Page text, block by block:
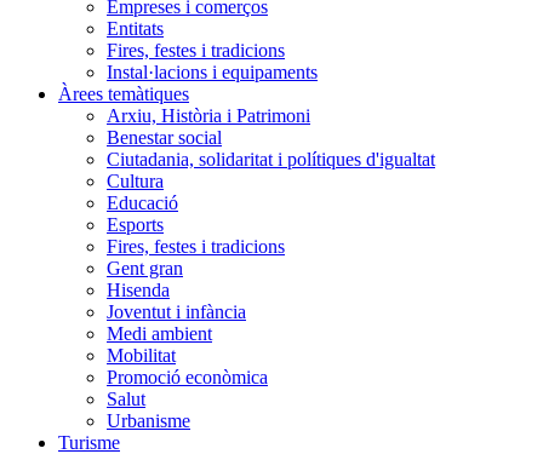
Empreses i comerços
Entitats
Fires, festes i tradicions
Instal·lacions i equipaments
Àrees temàtiques
Arxiu, Història i Patrimoni
Benestar social
Ciutadania, solidaritat i polítiques d'igualtat
Cultura
Educació
Esports
Fires, festes i tradicions
Gent gran
Hisenda
Joventut i infància
Medi ambient
Mobilitat
Promoció econòmica
Salut
Urbanisme
Turisme